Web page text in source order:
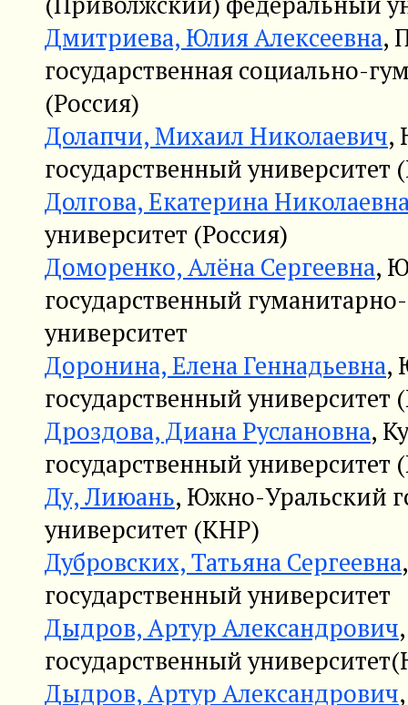
Дмитриева, Юлия Алексеевна,
государственная социально-
(Россия)
Долапчи, Михаил Николаевич,
государственный
Долгова, Екатерина
университет (Россия)
Доморенко, Алёна Сергеевна,
государственный
университет
Доронина, Елена Геннадьевна,
государственный университет
Дроздова, Диана Руслановна,
государственный университет
Ду, Лиюань, Южно-Уральский
университет (КНР)
Дубровских, Татьяна Сергеевна
государственный университет
Дыдров, Артур Александрович
государственный
Дыдров, Артур Александрович